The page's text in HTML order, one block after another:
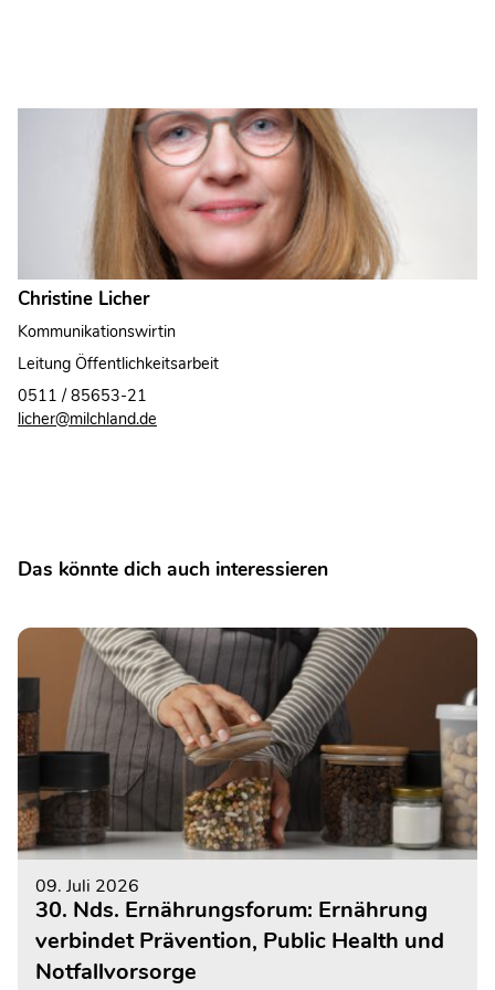
Christine Licher
Kommunikationswirtin
Leitung Öffentlichkeitsarbeit
0511 / 85653-21
licher@milchland.de
Das könnte dich auch interessieren
09. Juli 2026
30. Nds. Ernährungsforum: Ernährung
verbindet Prävention, Public Health und
Notfallvorsorge